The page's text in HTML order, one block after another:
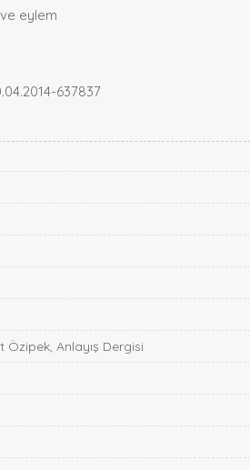
eylem
637837
Anlayış Dergisi